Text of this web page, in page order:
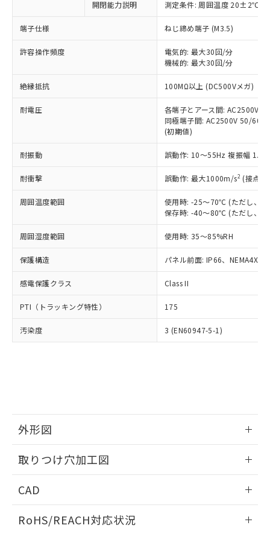
開閉能力説明 測定条件: 周囲温度 20±2℃、
端子仕様 ねじ締め端子 (M3.5)
許容操作頻度
電気的: 最大30回/分
機械的: 最大30回/分
絶縁抵抗 100MΩ以上 (DC500Vメガ)
耐電圧
各端子とアース間: AC2500V
同極端子間: AC2500V 50/
(初期値)
耐振動 誤動作: 10～55Hz 複振幅
耐衝撃 誤動作: 最大1000m/s2 (接点
周囲温度範囲
使用時: -25～70℃ (ただし、氷
保存時: -40～80℃ (ただし、氷
周囲湿度範囲 使用時: 35～85%RH
保護構造 パネル前面: IP66、NEMA4X,
感電保護クラス Class II
PTI（トラッキング特性） 175
汚染度 3 (EN60947-5-1)
外形図
取りつけ穴加工図
CAD
ドすることができます。
RoHS/REACH対応状況
以下の条件をお読みいただき、同意のうえ
ご利用ください。
本サービスは、当社制御機器事業取扱
商品の当社在庫状況および標準価格
(税抜)を提供させていただくもので
当社制御機器事業取扱商品の中には、
本サービスの対象外となる商品もある
ことをご了承ください。
在庫状況および標準価格照会結果は、
記載している更新日時点での社内デー
タに基づき作成されるものであり、閲
覧された時点での実際の在庫および標
準価格とは異なる場合があることをご
正式な納期状況および標準価格はお客
様のお取引先、またはお客様担当のオ
ムロン制御機器販売店・当社販売員に
オムロン制御機器販売店や当社販売拠
点は「
販売ネットワーク
」をご確認
在庫状況および標準価格結果を当社の
事前の承諾なく第三者に漏洩または開
示しないようお願いします。
マイパーツ機能（部品リスト作成サー
および当社の共同利用者が、当社の製
引・商談に必要な範囲で利用すること
をご了承ください。
※当社の共同利用者とは、
指します。
対応予定なし：EU RoHS指令（10物質）の
非含有に非対応の商品で、対応品を出す予
定はありません。
非含有の対応状況を調査中または確認中の
非該当品：ライセンス料など無形物で、有
害物質有無と関係のない商品です。
仕入先様の事情により、非含有部品として
いたものが、含有品と判明した場合などや
むを得ず変更することがあります。
鉛(Pb) 1000ppm以下、 水銀(Hg) 1000ppm以下、 カド
(PBDE) 1000ppm以下、フタル酸ビス(2-エチルヘキシ
ル) (DEHP)(別名：DOP) 1000ppm以下、フタル酸ブチ
ルベンジル（BBP） 1000ppm以下、フタル酸ジブチル
（DBP） 1000ppm以下、フタル酸ジイソブチル
(DIBP) 1000ppm以下
但し、RoHS指令で産業用監視および制御機器に対する
適用除外項目は除く。
※2 対応予定月
部品在庫の切り替え状況などにより、予定
下記の非含有証明書をダウンロードするこ
とができます。
EU RoHS指令（10物質）の非含有証明書
51物質の非含有証明書（当社基準）
るもので、過去に遡って非含有を証明する
ものではありません。
また、RoHS指令のフタル酸エステル類４
※1 中国RoHS○×表
「○」：最大均質材料含有率が中国RoHSの
基準値以下であることを示します。
「×」：最大均質材料含有率が中国RoHSの
基準値を超えていることを示します。
「－」：未確認です。当社販売部門へお問
*中国RoHS10物質の基準値 (GB/T26572)：
Pb(鉛) :1000ppm、 Hg(水銀) : 1000ppm、 Cd(カドミウ
Cr(Ⅵ)(六価クロム) : 1000ppm、 PBBs(ポリ臭化ビフェ
ニル類) : 1000ppm、 PBDEs(ポリ臭化ジフェニルエーテ
DBP(フタル酸ジブチル) : 1000ppm、 DIBP(フタル酸ジ
イソブチル) : 1000ppm、 BBP(フタル酸ブチルベンジ
ル) : 1000ppm、
DEHP(フタル酸ビス(2-エチルヘキシル)) : 1000ppm
※2 環境保護使用期限
「ｅ」：有害物質（10物質）のすべてが基
「10」：通常の使用状況下において有害物
当社は、これら貴社製品のうち、外国
為替および外国貿易法に定める商品
（以下｢規制貨物等」という）を輸出
または国外への提供する場合は、日本
国政府の輸出許可(または役務取引許
当社は規制貨物を破棄する場合は、完
全に破砕するなど、違法に輸出されな
いよう必要な手段を講じます。
当社は貴社製品を、核兵器、ミサイ
ル、化学兵器、生物兵器またはその他
武器並びにこれらの製造装置等に一切
使用いたしません。
当社は、貴社製品を第三者に販売する
場合は、上記1、2および3の内容を当
該第三者に通知します。また当社は、
販売先および販売に係わる関係者が違
○ 一定数以上の在庫あり
△ 一定数には満たないが在庫あり
在庫なし(最新の在庫状況につ
たはお客様担当のオムロン制御
機器販売店・当社販売員にご確
空
受注生産機種、また在庫状況の